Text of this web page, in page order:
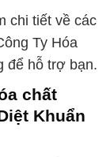
chi tiết về các
Ty Hóa
để hỗ trợ bạn.
chất
Khuẩn